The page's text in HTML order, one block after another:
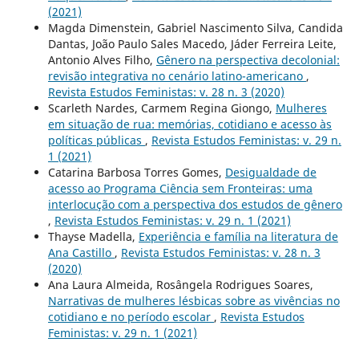
(2021)
Magda Dimenstein, Gabriel Nascimento Silva, Candida
Dantas, João Paulo Sales Macedo, Jáder Ferreira Leite,
Antonio Alves Filho, Gênero na perspectiva decolonial:
revisão integrativa no cenário latino-americano ,
Revista Estudos Feministas: v. 28 n. 3 (2020)
Scarleth Nardes, Carmem Regina Giongo, Mulheres
em situação de rua: memórias, cotidiano e acesso às
políticas públicas , Revista Estudos Feministas: v. 29 n.
1 (2021)
Catarina Barbosa Torres Gomes, Desigualdade de
acesso ao Programa Ciência sem Fronteiras: uma
interlocução com a perspectiva dos estudos de gênero
, Revista Estudos Feministas: v. 29 n. 1 (2021)
Thayse Madella, Experiência e família na literatura de
Ana Castillo , Revista Estudos Feministas: v. 28 n. 3
(2020)
Ana Laura Almeida, Rosângela Rodrigues Soares,
Narrativas de mulheres lésbicas sobre as vivências no
cotidiano e no período escolar , Revista Estudos
Feministas: v. 29 n. 1 (2021)